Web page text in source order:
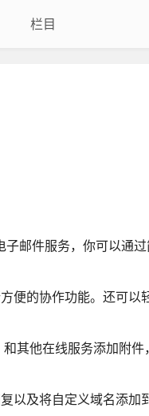
栏目
邮件服务，你可以通
便的协作功能。还可以
他在线服务添加附件
及将自定义域名添加